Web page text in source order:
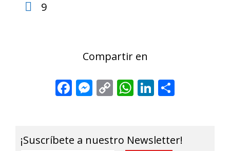
9
Compartir en
Facebook
Messenger
CopyWhatsApp
LinkedIn
¡Suscríbete a nuestro Newsletter!